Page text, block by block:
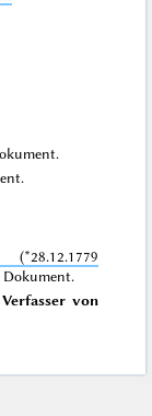
Dokument.
Verfasser von